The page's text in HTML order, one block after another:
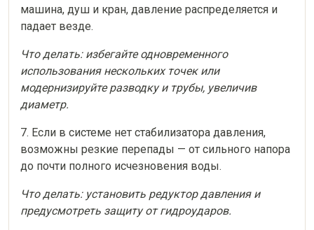
машина, душ и кран, давление распределяется и
падает везде.
Что делать: избегайте одновременного
использования нескольких точек или
модернизируйте разводку и трубы, увеличив
диаметр.
7. Если в системе нет стабилизатора давления,
возможны резкие перепады — от сильного напора
до почти полного исчезновения воды.
Что делать: установить редуктор давления и
предусмотреть защиту от гидроударов.